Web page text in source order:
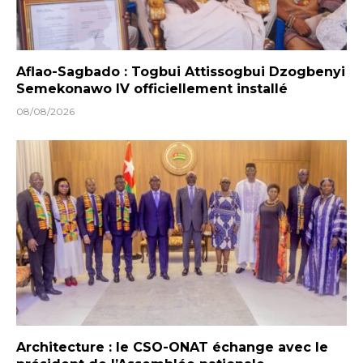
Aflao-Sagbado : Togbui Attissogbui Dzogbenyi
Semekonawo IV officiellement installé
08/08/2026
Architecture : le CSO-ONAT échange avec le